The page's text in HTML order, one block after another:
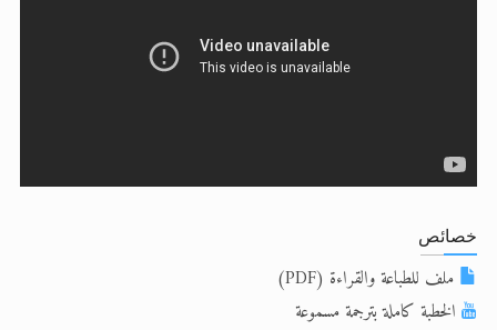
اقرأ هذا المقال في أهمية عيد
خصائص
ملف للطباعة والقراءة (PDF)
الخطبة كاملة بترجمة مسموعة